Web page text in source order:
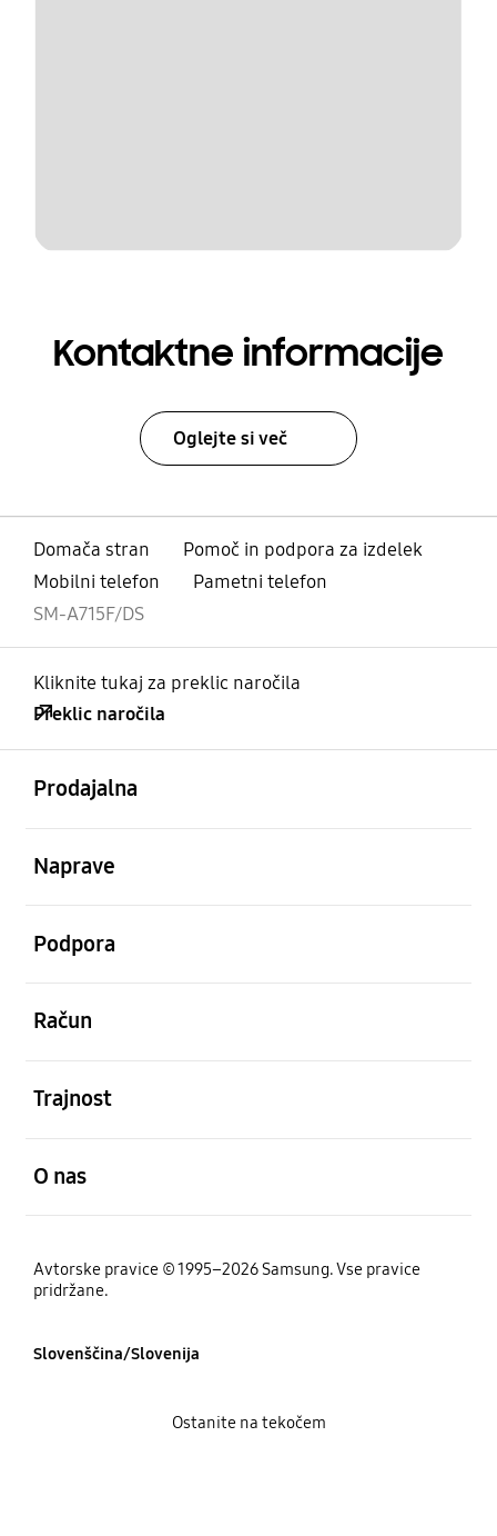
Kontaktne informacije
Oglejte si več
Domača stran
Pomoč in podpora za izdelek
Mobilni telefon
Pametni telefon
SM-A715F/DS
Kliknite tukaj za preklic naročila
Preklic naročila
Prodajalna
Naprave
Podpora
Račun
Trajnost
O nas
Avtorske pravice © 1995–2026 Samsung. Vse pravice
pridržane.
Slovenščina/Slovenija
Ostanite na tekočem